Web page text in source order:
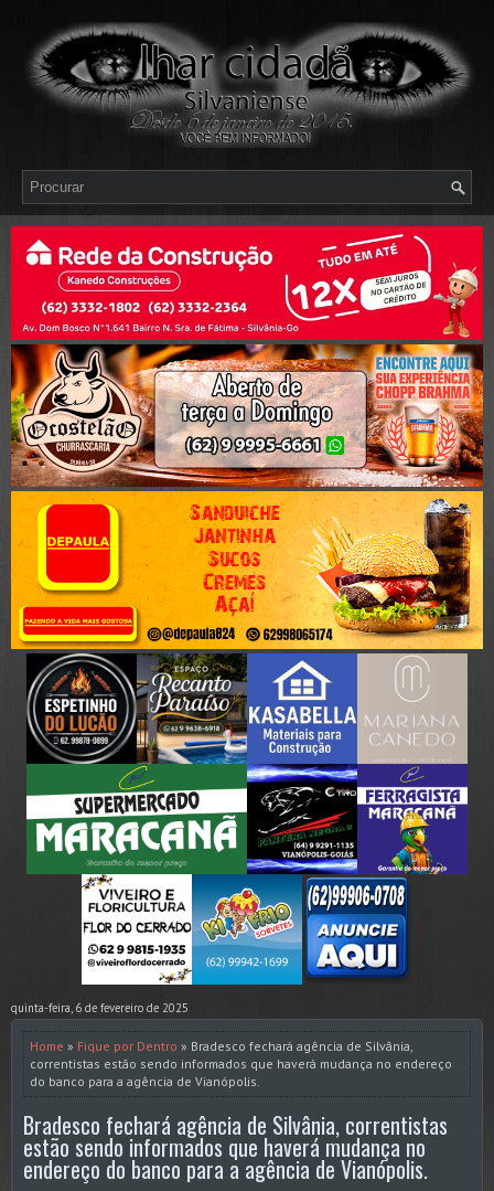
quinta-feira, 6 de fevereiro de 2025
Home » Fique por Dentro » Bradesco fechará agência de Silvânia,
correntistas estão sendo informados que haverá mudança no endereço
do banco para a agência de Vianópolis.
Bradesco fechará agência de Silvânia, correntistas
estão sendo informados que haverá mudança no
endereço do banco para a agência de Vianópolis.